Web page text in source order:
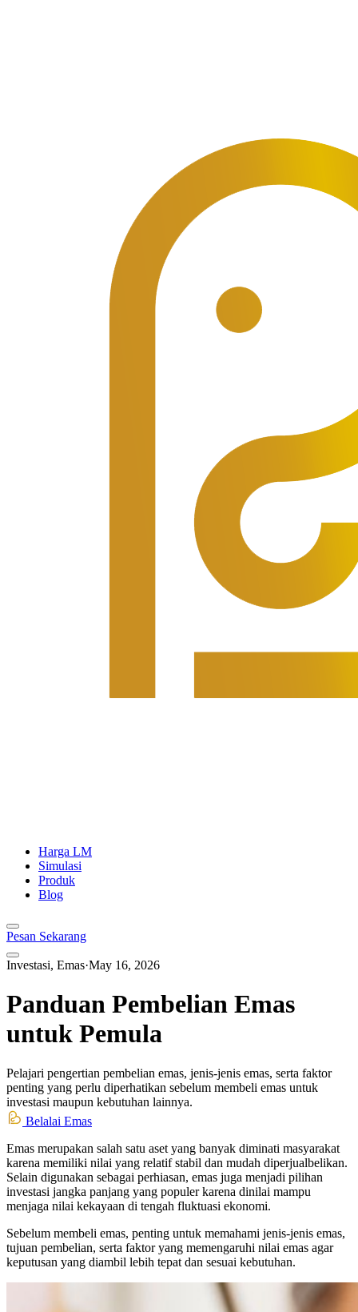
Harga LM
Simulasi
Produk
Blog
Pesan Sekarang
Investasi, Emas·May 16, 2026
Panduan Pembelian Emas
untuk Pemula
Pelajari pengertian pembelian emas, jenis-jenis emas, serta faktor
penting yang perlu diperhatikan sebelum membeli emas untuk
investasi maupun kebutuhan lainnya.
Belalai Emas
Emas merupakan salah satu aset yang banyak diminati masyarakat
karena memiliki nilai yang relatif stabil dan mudah diperjualbelikan.
Selain digunakan sebagai perhiasan, emas juga menjadi pilihan
investasi jangka panjang yang populer karena dinilai mampu
menjaga nilai kekayaan di tengah fluktuasi ekonomi.
Sebelum membeli emas, penting untuk memahami jenis-jenis emas,
tujuan pembelian, serta faktor yang memengaruhi nilai emas agar
keputusan yang diambil lebih tepat dan sesuai kebutuhan.